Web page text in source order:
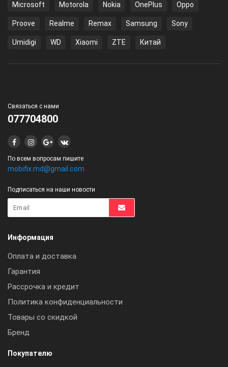
Microsoft Motorola Nokia OnePlus Oppo
Proove Realme Remax Samsung Sony
Umidigi WD Xiaomi ZTE Китай
Связаться с нами
077704800
По всем вопросам пишите
mobifix.md@gmail.com
Подписаться на наши новости
Информация
Оплата и доставка
Гарантия
Рассрочка и кредит
Политика конфиденциальности
Товары со скидкой
Бренд
Покупателю